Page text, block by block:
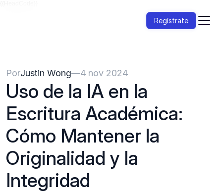
Regístrate
PorJustin Wong—4 nov 2024
Uso de la IA en la
Escritura Académica:
Cómo Mantener la
Originalidad y la
Integridad